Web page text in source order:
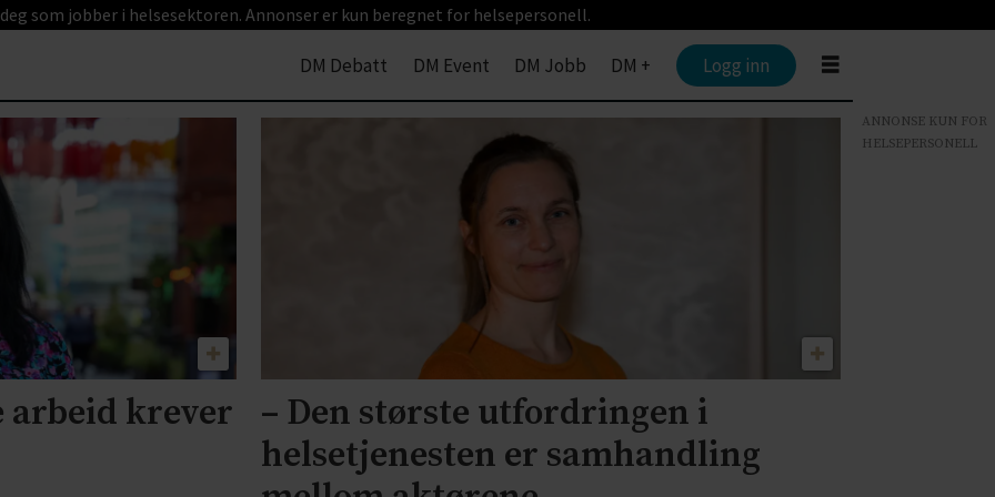
som jobber i helsesektoren. Annonser er kun beregnet for helsepersonell.
DM Debatt DM Event DM Jobb DM + Logg inn
arbeid krever
– Den største utfordringen i
helsetjenesten er samhandling
ANNONSE KUN FOR
HELSEPERSONELL